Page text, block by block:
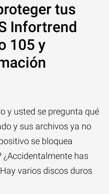
tus
Infortrend
105 y
y usted se pregunta qué
y sus archivos ya no
se bloquea
has
varios discos duros